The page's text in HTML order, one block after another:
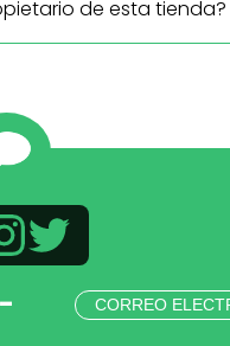
de esta tienda?